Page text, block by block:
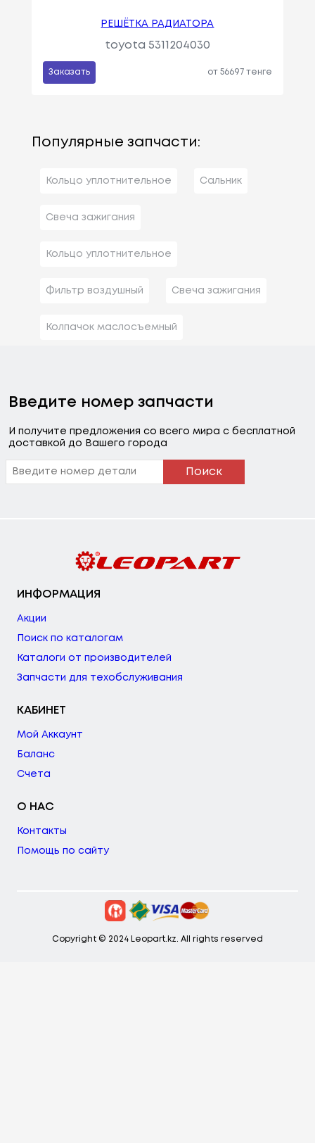
РЕШЁТКА РАДИАТОРА
toyota 5311204030
Заказать от 56697 тенге
Популярные запчасти:
Кольцо уплотнительное Сальник
Свеча зажигания
Кольцо уплотнительное
Фильтр воздушный Свеча зажигания
Колпачок маслосъемный
Введите номер запчасти
И получите предложения со всего мира с бесплатной
доставкой до Вашего города
Поиск
ИНФОРМАЦИЯ
Акции
Поиск по каталогам
Каталоги от производителей
Запчасти для техобслуживания
КАБИНЕТ
Мой Аккаунт
Баланс
Счета
О НАС
Контакты
Помощь по сайту
Copyright © 2024 Leopart.kz. All rights reserved